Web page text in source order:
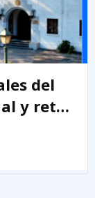
del
y retos